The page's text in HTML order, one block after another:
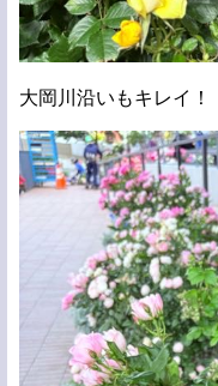
大岡川沿いもキレイ！